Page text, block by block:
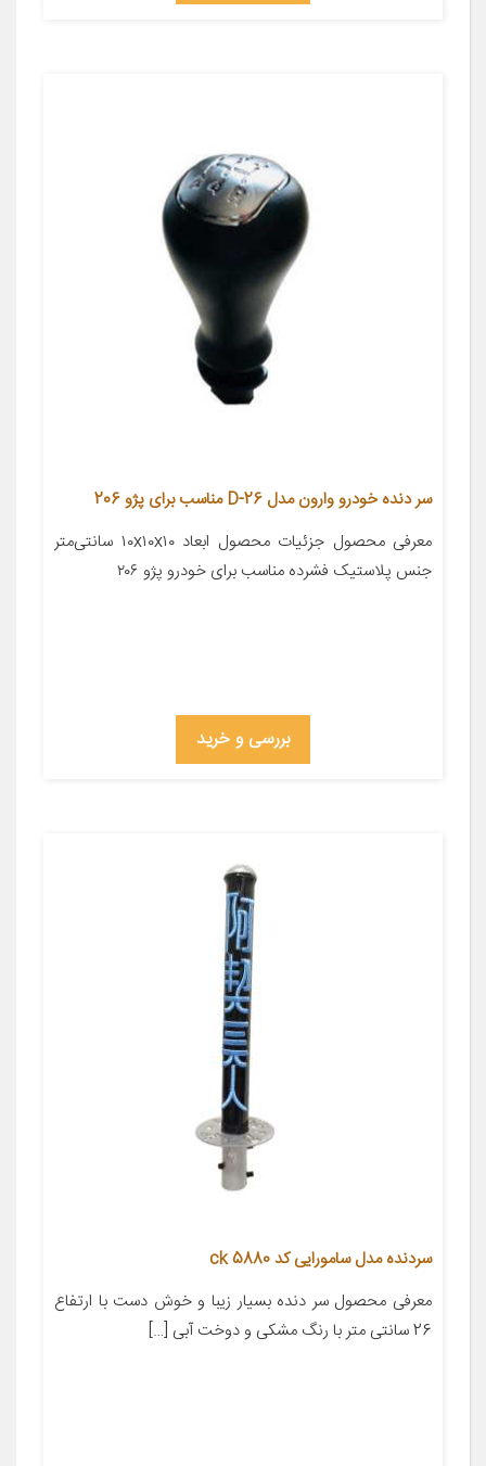
سر دنده خودرو وارون مدل D-26 مناسب برای پژو 206
معرفی محصول جزئیات محصول ابعاد ۱۰x۱۰x۱۰ سانتی‌متر
جنس پلاستیک فشرده مناسب برای خودرو پژو ۲۰۶
بررسی و خرید
سردنده مدل سامورایی کد ck 5880
معرفی محصول سر دنده بسیار زیبا و خوش دست با ارتفاع
26 سانتی متر با رنگ مشکی و دوخت آبی […]